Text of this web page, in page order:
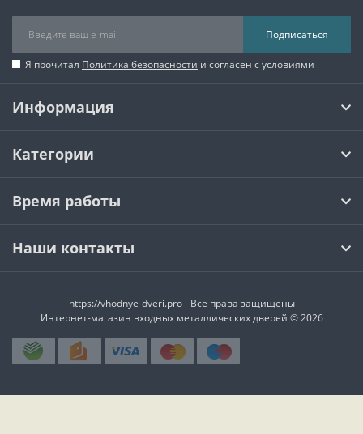
Подписаться
Я прочитал Политика безопасности и согласен с условиями
Информация
Категории
Время работы
Наши контакты
https://vhodnye-dveri.pro - Все права защищены
Интернет-магазин входных металлических дверей © 2026